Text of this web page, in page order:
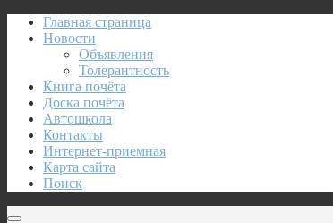
Главная страница
Новости
Объявления
Толерантность
Книга почёта
Доска почёта
Автошкола
Контакты
Интернет-приемная
Карта сайта
Поиск